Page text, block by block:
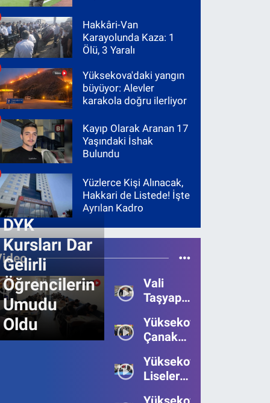
Hakkâri-Van
Karayolunda Kaza: 1
Ölü, 3 Yaralı
Yüksekova'daki yangın
büyüyor: Alevler
karakola doğru ilerliyor
Kayıp Olarak Aranan 17
Yaşındaki İshak
Bulundu
Yüzlerce Kişi Alınacak,
Hakkari de Listede! İşte
Ayrılan Kadro
DYK
Kursları Dar
Gelirli
Öğrencilerin
Umudu
Oldu
Vali
Taşyapan,
Bölgesinde
İncelemelerde
Bulundu
Yüksekova’da
Çanakkale
111.Yılı
Kutlandı
Yüksekova’da
Liseler